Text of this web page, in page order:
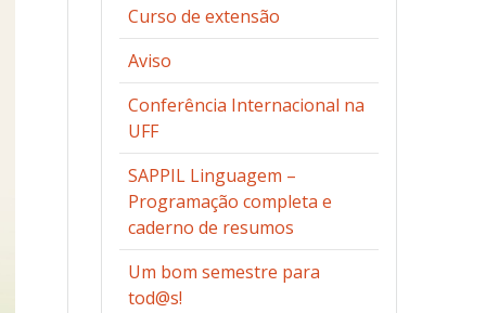
Curso de extensão
Aviso
Conferência Internacional na
UFF
SAPPIL Linguagem –
Programação completa e
caderno de resumos
Um bom semestre para
tod@s!